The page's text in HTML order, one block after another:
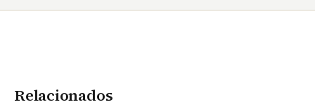
Relacionados